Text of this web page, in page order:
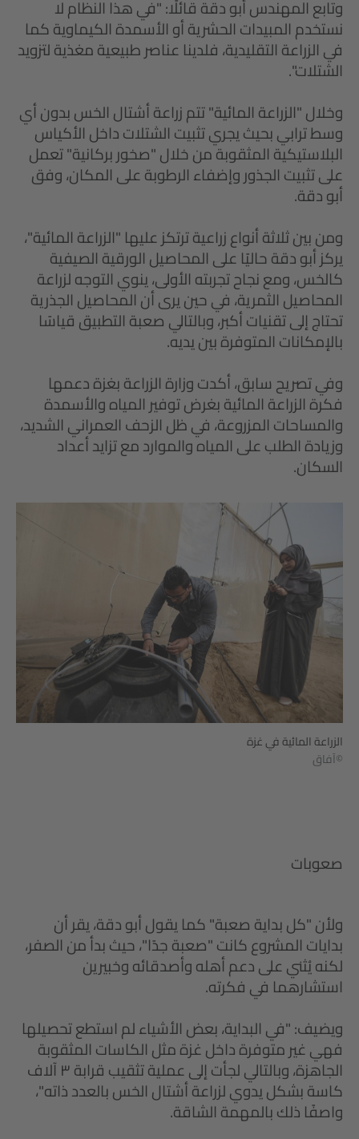
وتابع المهندس أبو دقة قائلًا: "في هذا النظام لا
نستخدم المبيدات الحشرية أو الأسمدة الكيماوية كما
في الزراعة التقليدية، فلدينا عناصر طبيعية مغذية لتزويد
الشتلات".
وخلال "الزراعة المائية" تتم زراعة أشتال الخس بدون أي
وسط ترابي بحيث يجري تثبيت الشتلات داخل الأكياس
البلاستيكية المثقوبة من خلال "صخور بركانية" تعمل
على تثبيت الجذور وإضفاء الرطوبة على المكان، وفق
أبو دقة.
ومن بين ثلاثة أنواع زراعية ترتكز عليها "الزراعة المائية"،
يركز أبو دقة حاليًا على المحاصيل الورقية الصيفية
كالخس، ومع نجاح تجربته الأولى، ينوي التوجه لزراعة
المحاصيل الثمرية، في حين يرى أن المحاصيل الجذرية
تحتاج إلى تقنيات أكبر، وبالتالي صعبة التطبيق قياسًا
بالإمكانات المتوفرة بين يديه.
وفي تصريح سابق، أكدت وزارة الزراعة بغزة دعمها
فكرة الزراعة المائية بغرض توفير المياه والأسمدة
والمساحات المزروعة، في ظل الزحف العمراني الشديد،
وزيادة الطلب على المياه والموارد مع تزايد أعداد
السكان.
الزراعة المائية في غزة
©آفاق
صعوبات
ولأن "كل بداية صعبة" كما يقول أبو دقة، يقر أن
بدايات المشروع كانت "صعبة جدًا"، حيث بدأ من الصفر،
لكنه يُثني على دعم أهله وأصدقائه وخبيرين
استشارهما في فكرته.
ويضيف: "في البداية، بعض الأشياء لم استطع تحصيلها
فهي غير متوفرة داخل غزة مثل الكاسات المثقوبة
الجاهزة، وبالتالي لجأت إلى عملية تثقيب قرابة ٣ آلاف
كاسة بشكل يدوي لزراعة أشتال الخس بالعدد ذاته"،
واصفًا ذلك بالمهمة الشاقة.